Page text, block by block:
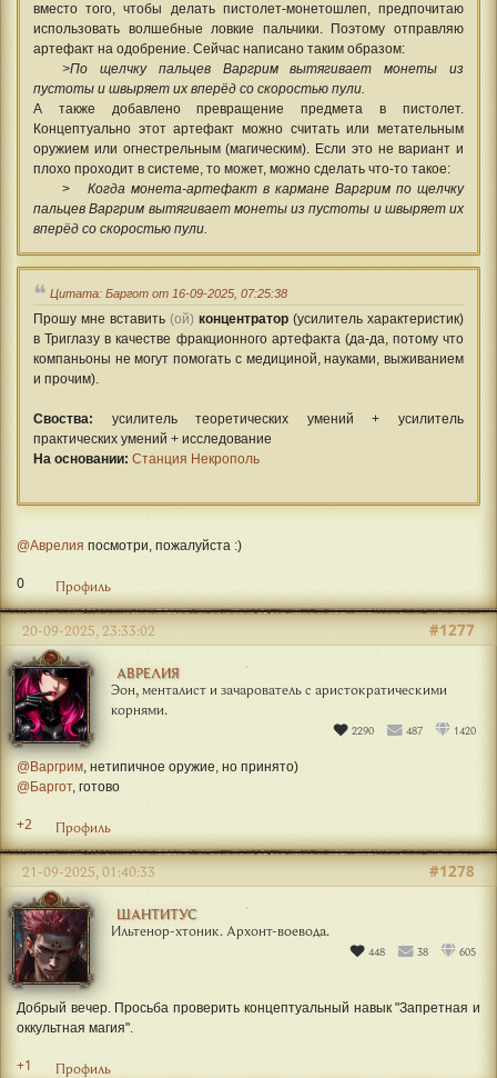
вместо того, чтобы делать пистолет-монетошлеп, предпочитаю
использовать волшебные ловкие пальчики. Поэтому отправляю
артефакт на одобрение. Сейчас написано таким образом:
>По щелчку пальцев Варгрим вытягивает монеты из
пустоты и швыряет их вперёд со скоростью пули.
А также добавлено превращение предмета в пистолет.
Концептуально этот артефакт можно считать или метательным
оружием или огнестрельным (магическим). Если это не вариант и
плохо проходит в системе, то может, можно сделать что-то такое:
> Когда монета-артефакт в кармане Варгрим по щелчку
пальцев Варгрим вытягивает монеты из пустоты и швыряет их
вперёд со скоростью пули.
Цитата: Баргот от 16-09-2025, 07:25:38
Прошу мне вставить (ой) концентратор (усилитель характеристик)
в Триглазу в качестве фракционного артефакта (да-да, потому что
компаньоны не могут помогать с медициной, науками, выживанием
и прочим).
Своства: усилитель теоретических умений + усилитель
практических умений + исследование
На основании: Станция Некрополь
@Аврелия посмотри, пожалуйста :)
0 Профиль
АВРЕЛИЯ
Эон, менталист и зачарователь с аристократическими
корнями.
2290 487 1420
#1277
20-09-2025, 23:33:02
@Варгрим, нетипичное оружие, но принято)
@Баргот, готово
+2 Профиль
ШАНТИТУС
Ильтенор-хтоник. Архонт-воевода.
448 38 605
#1278
21-09-2025, 01:40:33
Добрый вечер. Просьба проверить концептуальный навык "Запретная и
оккультная магия".
+1 Профиль